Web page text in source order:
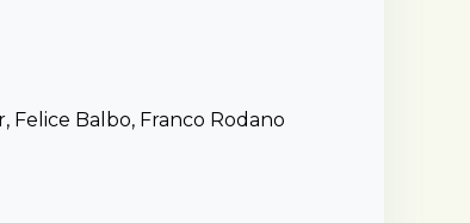
Felice Balbo, Franco Rodano